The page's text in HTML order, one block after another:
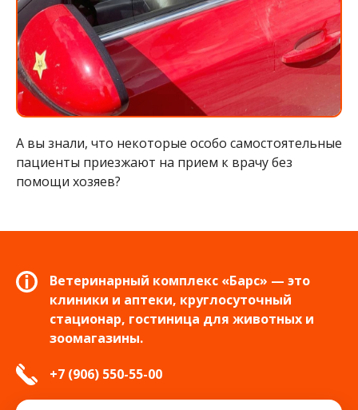
А вы знали, что некоторые особо самостоятельные
пациенты приезжают на прием к врачу без
помощи хозяев?
Ветеринарный комплекс «Барс» — это
клиники и аптеки, круглосуточный
стационар, гостиница для животных и
зоомагазины.
+7 (906) 550-55-00